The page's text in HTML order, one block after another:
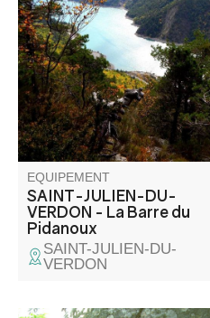
agréable, est idéale à faire au
printemps et offre de multiples
points de vue sur le Lac de
Castillon.
EQUIPEMENT
SAINT-JULIEN-DU-
VERDON - La Barre du
Pidanoux
SAINT-JULIEN-DU-
VERDON